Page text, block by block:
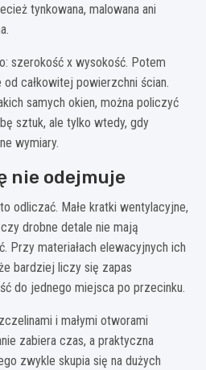
tynkowana, malowana ani
szerokość x wysokość. Potem
całkowitej powierzchni ścian.
samych okien, można policzyć
sztuk, ale tylko wtedy, gdy
wymiary.
nie odejmuje
odliczać. Małe kratki wentylacyjne,
drobne detale nie mają
Przy materiałach elewacyjnych ich
bardziej liczy się zapas
do jednego miejsca po przecinku.
i małymi otworami
zabiera czas, a praktyczna
zwykle skupia się na dużych